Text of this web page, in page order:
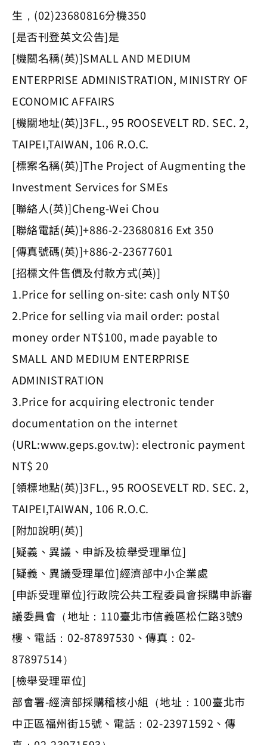
生，(02)23680816分機350
[是否刊登英文公告]是
[機關名稱(英)]SMALL AND MEDIUM
ENTERPRISE ADMINISTRATION, MINISTRY OF
ECONOMIC AFFAIRS
[機關地址(英)]3FL., 95 ROOSEVELT RD. SEC. 2,
TAIPEI,TAIWAN, 106 R.O.C.
[標案名稱(英)]The Project of Augmenting the
Investment Services for SMEs
[聯絡人(英)]Cheng-Wei Chou
[聯絡電話(英)]+886-2-23680816 Ext 350
[傳真號碼(英)]+886-2-23677601
[招標文件售價及付款方式(英)]
1.Price for selling on-site: cash only NT$0
2.Price for selling via mail order: postal
money order NT$100, made payable to
SMALL AND MEDIUM ENTERPRISE
ADMINISTRATION
3.Price for acquiring electronic tender
documentation on the internet
(URL:www.geps.gov.tw): electronic payment
NT$ 20
[領標地點(英)]3FL., 95 ROOSEVELT RD. SEC. 2,
TAIPEI,TAIWAN, 106 R.O.C.
[附加說明(英)]
[疑義、異議、申訴及檢舉受理單位]
[疑義、異議受理單位]經濟部中小企業處
[申訴受理單位]行政院公共工程委員會採購申訴審
議委員會（地址：110臺北市信義區松仁路3號9
樓、電話：02-87897530、傳真：02-
87897514）
[檢舉受理單位]
部會署-經濟部採購稽核小組（地址：100臺北市
中正區福州街15號、電話：02-23971592、傳